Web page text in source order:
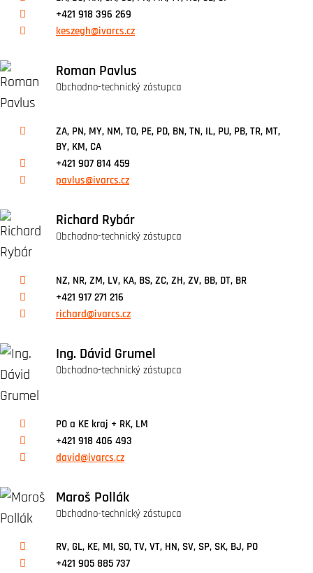
+421 918 396 269
keszegh@ivarcs.cz
Roman Pavlus
Obchodno-technický zástupca
ZA, PN, MY, NM, TO, PE, PD, BN, TN, IL, PU, PB, TR, MT,
BY, KM, CA
+421 907 814 459
pavlus@ivarcs.cz
Richard Rybár
Obchodno-technický zástupca
NZ, NR, ZM, LV, KA, BS, ZC, ZH, ZV, BB, DT, BR
+421 917 271 216
richard@ivarcs.cz
Ing. Dávid Grumel
Obchodno-technický zástupca
PO a KE kraj + RK, LM
+421 918 406 493
david@ivarcs.cz
Maroš Pollák
Obchodno-technický zástupca
RV, GL, KE, MI, SO, TV, VT, HN, SV, SP, SK, BJ, PO
+421 905 885 737